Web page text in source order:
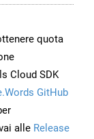
quota
Cloud SDK
GitHub
alle Release